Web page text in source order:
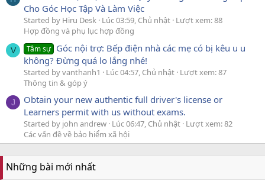
Cho Góc Học Tập Và Làm Việc
Started by Hiru Desk Lúc 03:59, Chủ nhật Lượt xem: 88
Hợp đồng và phụ lục hợp đồng
V Tâm sự Góc nội trợ: Bếp điện nhà các mẹ có bị kêu u u
không? Đừng quá lo lắng nhé!
Started by vanthanh1 Lúc 04:57, Chủ nhật Lượt xem: 87
Thông tin & góp ý
J
Obtain your new authentic full driver's license or
Learners permit with us without exams.
Started by john andrew Lúc 06:47, Chủ nhật Lượt xem: 82
Các vấn đề về bảo hiểm xã hội
Những bài mới nhất